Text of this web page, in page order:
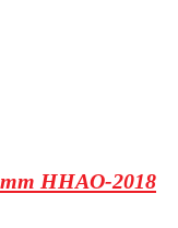
HHAO-2018